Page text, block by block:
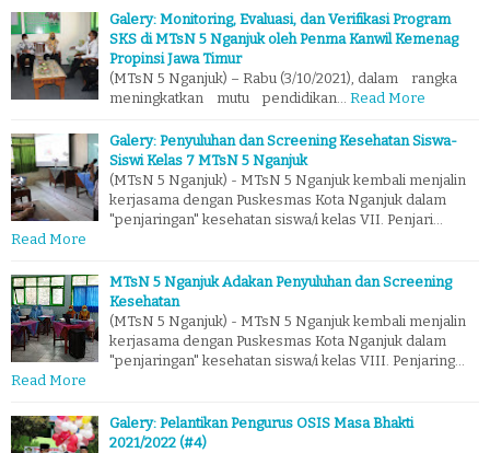
Galery: Monitoring, Evaluasi, dan Verifikasi Program
SKS di MTsN 5 Nganjuk oleh Penma Kanwil Kemenag
Propinsi Jawa Timur
(MTsN 5 Nganjuk) – Rabu (3/10/2021), dalam rangka
meningkatkan mutu pendidikan… Read More
Galery: Penyuluhan dan Screening Kesehatan Siswa-
Siswi Kelas 7 MTsN 5 Nganjuk
(MTsN 5 Nganjuk) - MTsN 5 Nganjuk kembali menjalin
kerjasama dengan Puskesmas Kota Nganjuk dalam
"penjaringan" kesehatan siswa/i kelas VII. Penjari…
Read More
MTsN 5 Nganjuk Adakan Penyuluhan dan Screening
Kesehatan
(MTsN 5 Nganjuk) - MTsN 5 Nganjuk kembali menjalin
kerjasama dengan Puskesmas Kota Nganjuk dalam
"penjaringan" kesehatan siswa/i kelas VIII. Penjaring…
Read More
Galery: Pelantikan Pengurus OSIS Masa Bhakti
2021/2022 (#4)